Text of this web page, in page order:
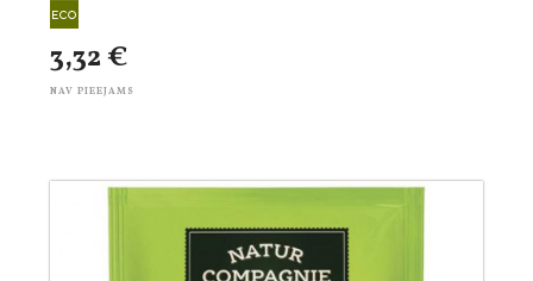
3,32 €
NAV PIEEJAMS